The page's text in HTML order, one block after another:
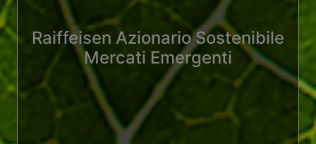
Raiffeisen Azionario Sostenibile
Mercati Emergenti